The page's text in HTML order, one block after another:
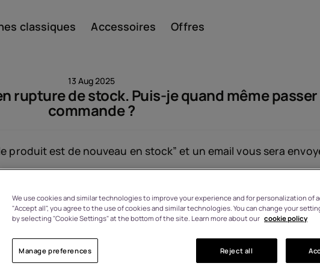
classiques Accessoires Offres
13 Aug 2025
rupture de stock. Puis-je quand même
commande ?
produit est de nouveau en stock” et un email vous sera
Vu: 1345
We use cookies and similar technologies to improve your experience and for personalization of
"Accept all", you agree to the use of cookies and similar technologies. You can change your
by selecting "Cookie Settings" at the bottom of the site. Learn more about our cookie policy
Manage preferences Reject all